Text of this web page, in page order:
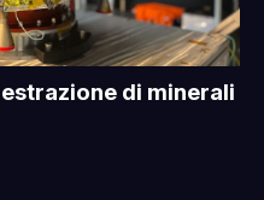
di minerali